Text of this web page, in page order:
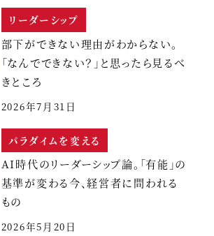
リーダーシップ
部下ができない理由がわからない。
「なんでできない？」と思ったら見るべ
きところ
2026年7月31日
パラダイムを変える
AI時代のリーダーシップ論。「有能」の
基準が変わる今、経営者に問われる
もの
2026年5月20日